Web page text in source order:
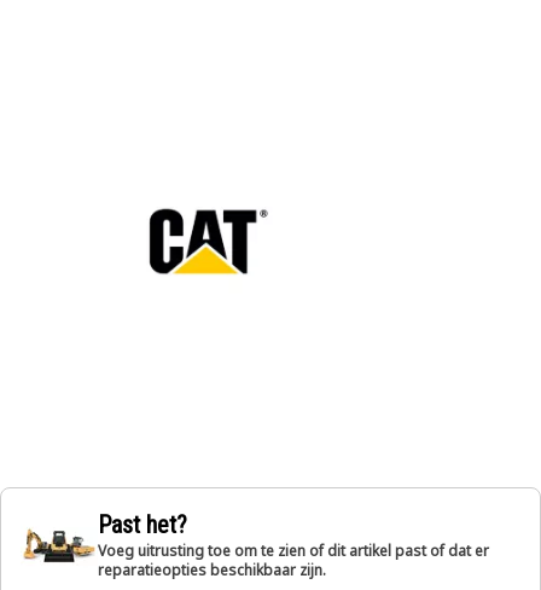
Past het?
Voeg uitrusting toe om te zien of dit artikel past of dat er
reparatieopties beschikbaar zijn.